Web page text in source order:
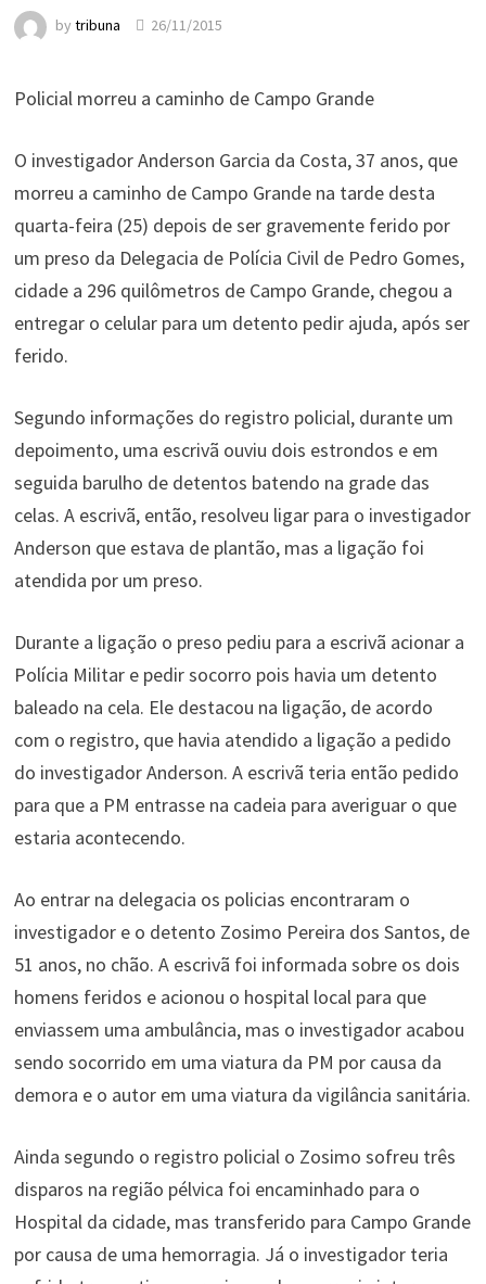
by tribuna 26/11/2015
Policial morreu a caminho de Campo Grande
O investigador Anderson Garcia da Costa, 37 anos, que
morreu a caminho de Campo Grande na tarde desta
quarta-feira (25) depois de ser gravemente ferido por
um preso da Delegacia de Polícia Civil de Pedro Gomes,
cidade a 296 quilômetros de Campo Grande, chegou a
entregar o celular para um detento pedir ajuda, após ser
ferido.
Segundo informações do registro policial, durante um
depoimento, uma escrivã ouviu dois estrondos e em
seguida barulho de detentos batendo na grade das
celas. A escrivã, então, resolveu ligar para o investigador
Anderson que estava de plantão, mas a ligação foi
atendida por um preso.
Durante a ligação o preso pediu para a escrivã acionar a
Polícia Militar e pedir socorro pois havia um detento
baleado na cela. Ele destacou na ligação, de acordo
com o registro, que havia atendido a ligação a pedido
do investigador Anderson. A escrivã teria então pedido
para que a PM entrasse na cadeia para averiguar o que
estaria acontecendo.
Ao entrar na delegacia os policias encontraram o
investigador e o detento Zosimo Pereira dos Santos, de
51 anos, no chão. A escrivã foi informada sobre os dois
homens feridos e acionou o hospital local para que
enviassem uma ambulância, mas o investigador acabou
sendo socorrido em uma viatura da PM por causa da
demora e o autor em uma viatura da vigilância sanitária.
Ainda segundo o registro policial o Zosimo sofreu três
disparos na região pélvica foi encaminhado para o
Hospital da cidade, mas transferido para Campo Grande
por causa de uma hemorragia. Já o investigador teria